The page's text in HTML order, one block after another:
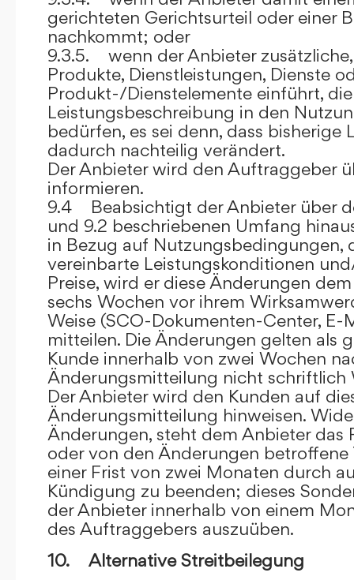
gerichteten Gerichtsurteil oder einer
nachkommt; oder
9.3.5. wenn der Anbieter
Produkte, Dienstleistungen, Dienste
Produkt-/Dienstelemente einführt,
Leistungsbeschreibung in den
bedürfen, es sei denn, dass bisherige
dadurch nachteilig verändert.
Der Anbieter wird den Auftraggeber
informieren.
9.4 Beabsichtigt der Anbieter über
und 9.2 beschriebenen Umfang
in Bezug auf Nutzungsbedingungen,
vereinbarte Leistungskonditionen
Preise, wird er diese Änderungen
sechs Wochen vor ihrem
Weise (SCO-Dokumenten-Center, E-
mitteilen. Die Änderungen gelten als
Kunde innerhalb von zwei Wochen
Änderungsmitteilung nicht schriftlich
Der Anbieter wird den Kunden auf
Änderungsmitteilung hinweisen.
Änderungen, steht dem Anbieter das
oder von den Änderungen betroffene
einer Frist von zwei Monaten durch
Kündigung zu beenden; dieses
der Anbieter innerhalb von einem
des Auftraggebers auszuüben.
10. Alternative Streitbeilegung